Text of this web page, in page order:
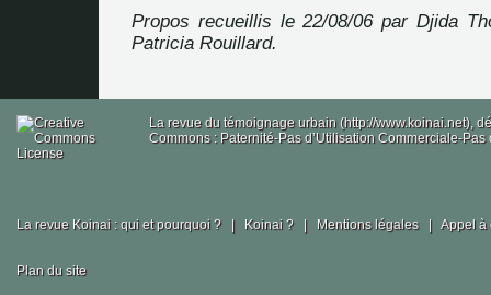
Propos recueillis le 22/08/06 par Djida
Patricia Rouillard.
La revue du témoignage urbain (http://www.koinai.net),
Commons : Paternité-Pas d’Utilisation Commerciale-
La revue Koinai : qui et pourquoi ? | Koinai ? | Mentions légales | Appel à
Plan du site